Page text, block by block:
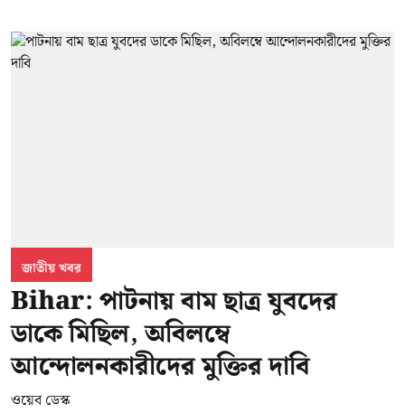
জাতীয় খবর
Bihar: পাটনায় বাম ছাত্র যুবদের
ডাকে মিছিল, অবিলম্বে
আন্দোলনকারীদের মুক্তির দাবি
ওয়েব ডেস্ক